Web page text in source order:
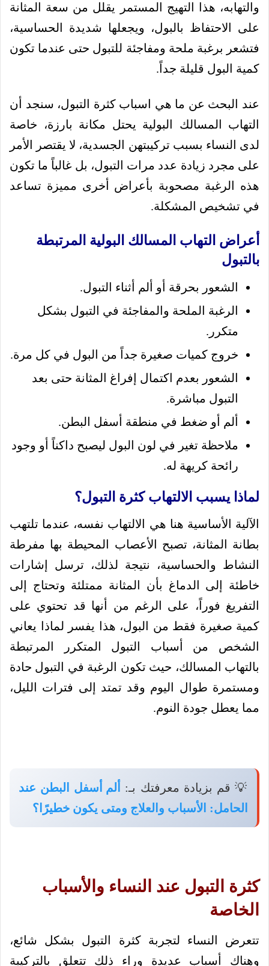
والتهابه، هذا التهيج المستمر يقلل من سعة المثانة
على الاحتفاظ بالبول، ويجعلها شديدة الحساسية،
فتشعر برغبة ملحة ومفاجئة للتبول حتى عندما تكون
كمية البول قليلة جداً.
عند البحث عن ما هي اسباب كثرة التبول، سنجد أن
التهاب المسالك البولية يحتل مكانة بارزة، خاصة
لدى النساء بسبب تركيبتهن الجسدية، لا يقتصر الأمر
على مجرد زيادة عدد مرات التبول، بل غالباً ما تكون
هذه الرغبة مصحوبة بأعراض أخرى مميزة تساعد
في تشخيص المشكلة.
أعراض التهاب المسالك البولية المرتبطة
بالتبول
الشعور بحرقة أو ألم أثناء التبول.
الرغبة الملحة والمفاجئة في التبول بشكل
متكرر.
خروج كميات صغيرة جداً من البول في كل مرة.
الشعور بعدم اكتمال إفراغ المثانة حتى بعد
التبول مباشرة.
ألم أو ضغط في منطقة أسفل البطن.
ملاحظة تغير في لون البول ليصبح داكناً أو وجود
رائحة كريهة له.
لماذا يسبب الالتهاب كثرة التبول؟
الآلية الأساسية هنا هي الالتهاب نفسه، عندما تلتهب
بطانة المثانة، تصبح الأعصاب المحيطة بها مفرطة
النشاط والحساسية، نتيجة لذلك، ترسل إشارات
خاطئة إلى الدماغ بأن المثانة ممتلئة وتحتاج إلى
التفريغ فوراً، على الرغم من أنها قد تحتوي على
كمية صغيرة فقط من البول، هذا يفسر لماذا يعاني
الشخص من أسباب التبول المتكرر المرتبطة
بالتهاب المسالك، حيث تكون الرغبة في التبول حادة
ومستمرة طوال اليوم وقد تمتد إلى فترات الليل،
مما يعطل جودة النوم.
💡 قم بزيادة معرفتك بـ:
ألم أسفل البطن عند
الحامل: الأسباب والعلاج ومتى يكون خطيرًا؟
كثرة التبول عند النساء والأسباب
الخاصة
تتعرض النساء لتجربة كثرة التبول بشكل شائع،
وهناك أسباب عديدة وراء ذلك تتعلق بالتركيبة